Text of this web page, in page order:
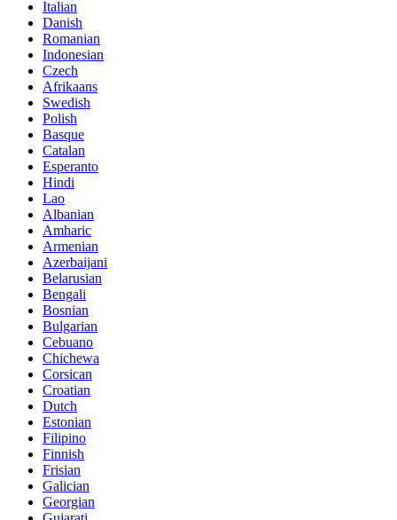
Italian
Danish
Romanian
Indonesian
Czech
Afrikaans
Swedish
Polish
Basque
Catalan
Esperanto
Hindi
Lao
Albanian
Amharic
Armenian
Azerbaijani
Belarusian
Bengali
Bosnian
Bulgarian
Cebuano
Chichewa
Corsican
Croatian
Dutch
Estonian
Filipino
Finnish
Frisian
Galician
Georgian